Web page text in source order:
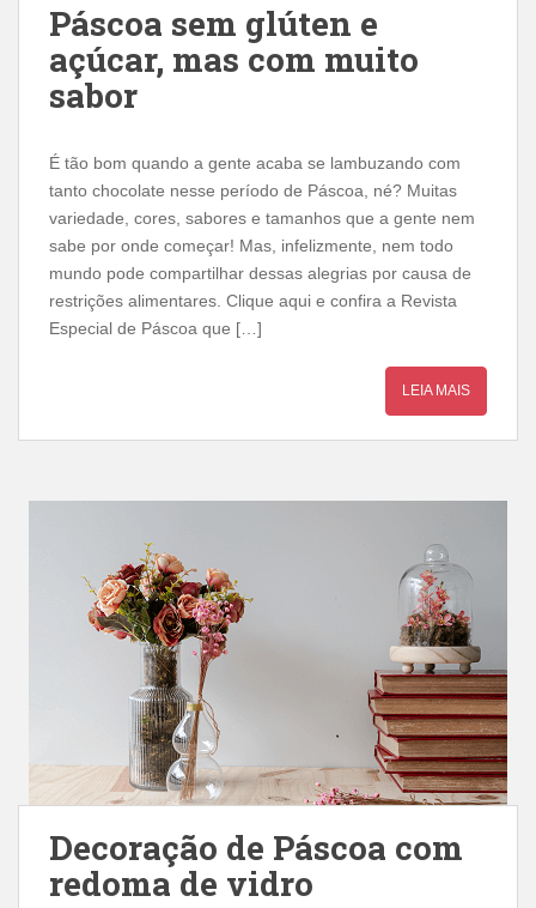
Páscoa sem glúten e
açúcar, mas com muito
sabor
É tão bom quando a gente acaba se lambuzando com
tanto chocolate nesse período de Páscoa, né? Muitas
variedade, cores, sabores e tamanhos que a gente nem
sabe por onde começar! Mas, infelizmente, nem todo
mundo pode compartilhar dessas alegrias por causa de
restrições alimentares. Clique aqui e confira a Revista
Especial de Páscoa que […]
LEIA MAIS
Decoração de Páscoa com
redoma de vidro